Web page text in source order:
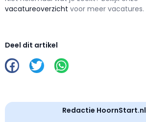
vacatureoverzicht voor meer vacatures.
Deel dit artikel
Redactie HoornStart.nl